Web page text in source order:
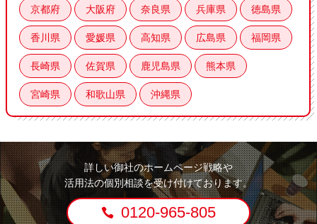
京都府 大阪府 奈良県 兵庫県 徳島県
香川県 愛媛県 高知県 広島県 福岡県
長崎県 佐賀県 鹿児島県 熊本県
宮崎県 和歌山県 沖縄県
詳しい御社のホームページ戦略や
活用法の個別相談を受け付けております。
0120-965-805